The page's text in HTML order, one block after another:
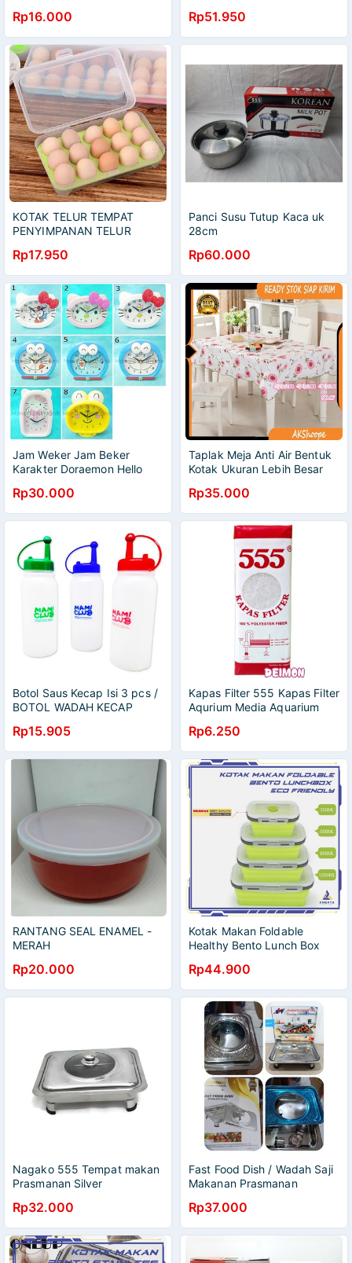
Rp16.000
makanan tudung saji murah
Rp51.950
KOTAK TELUR TEMPAT
PENYIMPANAN TELUR
Rp17.950
Panci Susu Tutup Kaca uk
28cm
Rp60.000
Jam Weker Jam Beker
Karakter Doraemon Hello
Rp30.000
Taplak Meja Anti Air Bentuk
Kotak Ukuran Lebih Besar
Rp35.000
Botol Saus Kecap Isi 3 pcs /
BOTOL WADAH KECAP
250ml
Rp15.905
Kapas Filter 555 Kapas Filter
Aqurium Media Aquarium
Rp6.250
RANTANG SEAL ENAMEL -
MERAH
Rp20.000
Kotak Makan Foldable
Healthy Bento Lunch Box
Rp44.900
Nagako 555 Tempat makan
Prasmanan Silver
Rp32.000
Fast Food Dish / Wadah Saji
Makanan Prasmanan
Rp37.000